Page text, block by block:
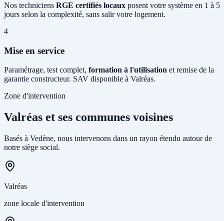
Nos techniciens RGE certifiés locaux posent votre système en 1 à 5
jours selon la complexité, sans salir votre logement.
4
Mise en service
Paramétrage, test complet, formation à l'utilisation et remise de la
garantie constructeur. SAV disponible à Valréas.
Zone d'intervention
Valréas et ses communes voisines
Basés à Vedène, nous intervenons dans un rayon étendu autour de
notre siège social.
Valréas
zone locale d'intervention